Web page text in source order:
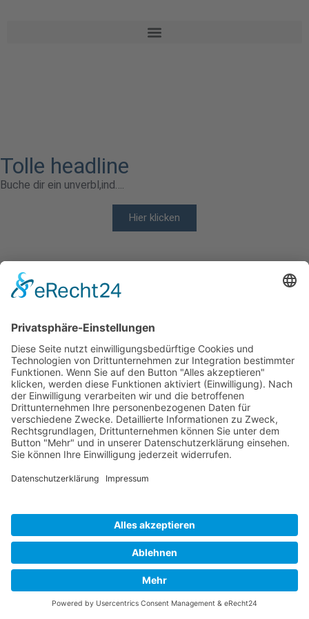
Tolle headline
Buche dir ein unverbl,ind….
Hier klicken
© 2026 Content Marketing X
Impressum
Datenschutzerklärung
Cookie-Einstellungen